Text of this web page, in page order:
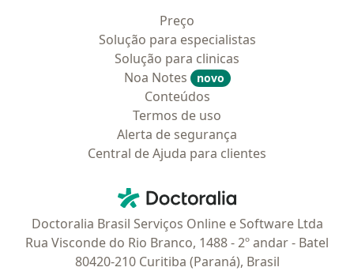
Preço
Solução para especialistas
Solução para clinicas
Noa Notes
novo
Conteúdos
Termos de uso
Alerta de segurança
Central de Ajuda para clientes
Doctoralia - Homepage
Doctoralia Brasil Serviços Online e Software Ltda
Rua Visconde do Rio Branco, 1488 - 2º andar - Batel
80420-210 Curitiba (Paraná), Brasil